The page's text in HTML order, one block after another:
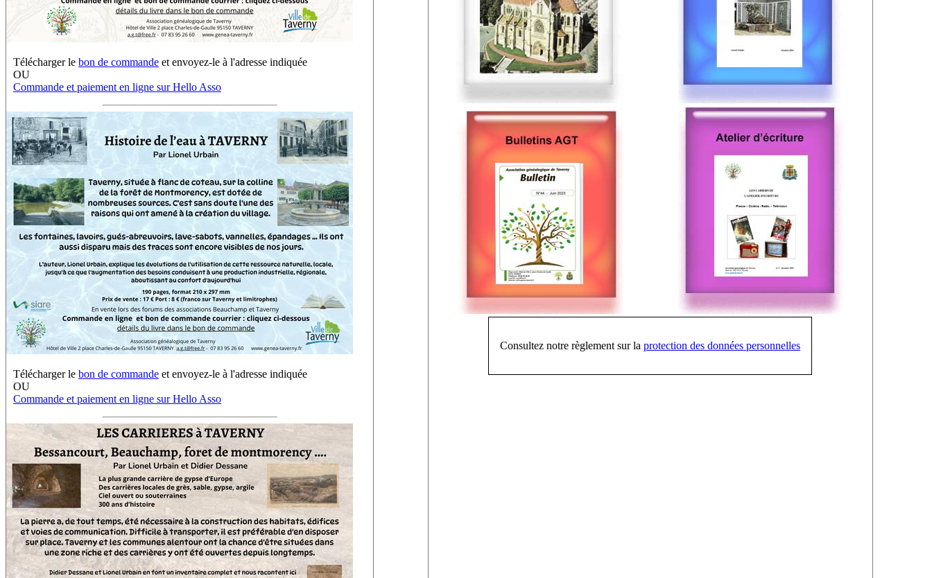
Télécharger le bon de commande et envoyez-le à l'adresse indiquée
OU
Commande et paiement en ligne sur Hello Asso
Télécharger le bon de commande et envoyez-le à l'adresse indiquée
OU
Commande et paiement en ligne sur Hello Asso
Consultez notre règlement sur laprotection des données personnelles